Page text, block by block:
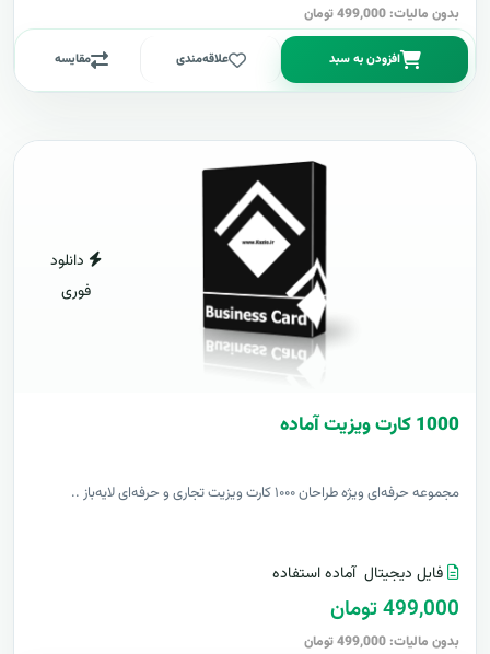
بدون مالیات: 499,000 تومان
افزودن به سبد علاقه‌مندی مقایسه
دانلود
فوری
1000 کارت ويزيت آماده
مجموعه حرفه‌ای ویژه طراحان ۱۰۰۰ کارت ویزیت تجاری و حرفه‌ای لایه‌باز ..
فایل دیجیتال آماده استفاده
499,000 تومان
بدون مالیات: 499,000 تومان